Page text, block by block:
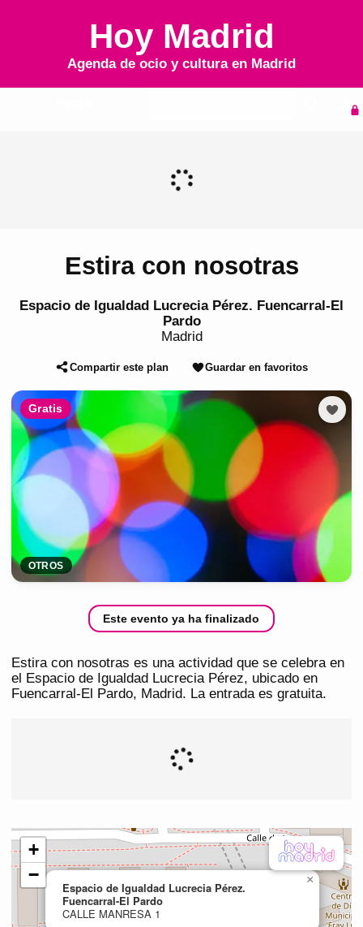
Hoy Madrid
Agenda de ocio y cultura en Madrid
Estira con nosotras
Espacio de Igualdad Lucrecia Pérez. Fuencarral-El
Pardo
Madrid
Compartir este plan Guardar en favoritos
Gratis
OTROS
Este evento ya ha finalizado
Estira con nosotras es una actividad que se celebra en
el Espacio de Igualdad Lucrecia Pérez, ubicado en
Fuencarral-El Pardo, Madrid. La entrada es gratuita.